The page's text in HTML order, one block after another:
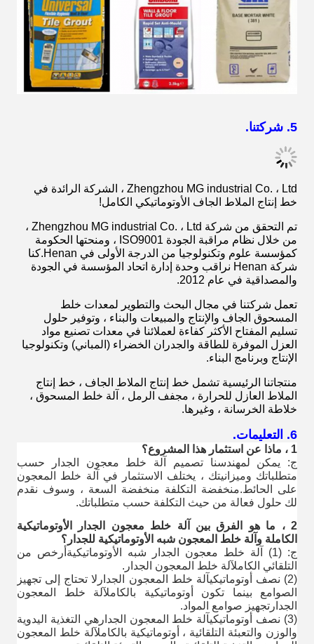
5. شركتنا.
Zhengzhou MG industrial Co. ، Ltd ، الشركة الرائدة في
خط إنتاج الملاط الجاف الأوتوماتيكي الكامل!
تم التحقق من شركة Zhengzhou MG industrial Co. ، Ltd ،
من خلال نظام مراقبة الجودة ISO9001 ، ومنحتها الحكومة
كمؤسسة علوم وتكنولوجيا من الدرجة الأولى في Henan.كنا
شركة Henan نراقب وحدة إدارة اتحاد المؤسسة في الجودة
والمصداقية في عام 2012.
تعمل شركتنا في مجال البحث والتطوير لمعدات خلط
المسحوق الجاف والإنتاج والمبيعات والبناء ، وتوفير حلول
تسليم المفتاح الأكثر كفاءة لعملائنا في معدات تصنيع مواد
العزل الموفرة للطاقة والجدران الخضراء (المباني) وتكنولوجيا
الإنتاج وبرنامج البناء.
منتجاتنا الرئيسية تشمل خط إنتاج الملاط الجاف ، خط إنتاج
الملاط العازل للحرارة ، مجفف الرمل ، آلة خلط المسحوق ،
خلاطة الخرسانة ، وغيرها.
6. التعليمات.
1 ، ماذا عن استثمار هذا المشروع؟
ج: يمكن لمهندسنا تصميم آلة خلط معجون الجدار حسب
متطلباتك وميزانيتك ، يختلف الاستثمار في آلة خلط المعجون
على الحائط.منخفضة التكلفة منخفضة السعة ، وسوف نقدم
لك حلول فعالة من حيث التكلفة حسب متطلباتك.
2 ، ما هو الفرق بين آلة خلط معجون الجدار الأوتوماتيكية
الكاملة وآلة خلط المعجون شبه الأوتوماتيكية للجدار؟
ج: (1) آلة خلط معجون الجدار شبه الأوتوماتيكية
أرخص من
التلقائي الكاملآلة خلط المعجون الجدار .
(2) نصف أوتوماتيكي
آلة خلط المعجون الجدار لا تحتاج إلى تجهيز
الصوامع بينما تكون أوتوماتيكية بالكاملآلة خلط المعجون
الجدار تجهيز صوامع المواد.
(3) نصف أوتوماتيكي
آلة خلط المعجون الجدارهي التغذية اليدوية
والوزن والتعبئة التلقائية ، أوتوماتيكية بالكاملآلة خلط المعجون